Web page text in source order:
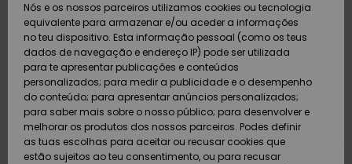
Calçado e
chinelos
Surfe/água
Snow
Calçado e
chinelos
Surfe/água
Neve
Highlights
Snow
SURF
Highlights
Community
SNOW
Criança
Snow Shop
Feminino
Highlights
DUPLA
PROMO
Outlet
Mulher
Pagamento
Cartão
presente
Quiksilver
Freedom
Nós e os nossos parceiros utilizamos cookies ou tecnologia
equivalente para armazenar e/ou aceder a informações
no teu dispositivo. Esta informação pessoal (como os teus
dados de navegação e endereço IP) pode ser utilizada
para te apresentar publicações e conteúdos
personalizados; para medir a publicidade e o desempenho
do conteúdo; para apresentar anúncios personalizados;
para saber mais sobre o nosso público; para desenvolver e
melhorar os produtos dos nossos parceiros. Podes definir
as tuas escolhas para aceitar ou recusar cookies que
estão sujeitos ao teu consentimento, ou para recusar